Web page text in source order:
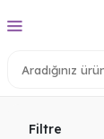
Filtre